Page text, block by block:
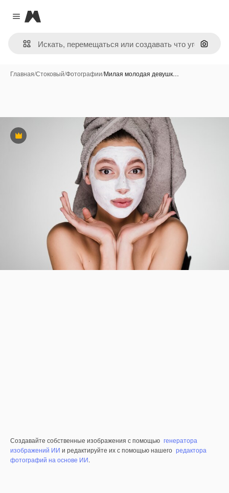
Close menu
Magnific
Поиск
Главная/Стоковый/Фотографии/Милая молодая девушк…
Премиум
Создавайте собственные изображения с помощью генератора
изображений ИИ и редактируйте их с помощью нашего редактора
фотографий на основе ИИ.